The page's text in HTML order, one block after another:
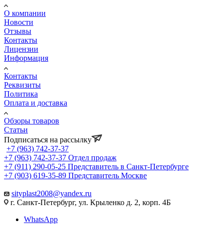
О компании
Новости
Отзывы
Контакты
Лицензии
Информация
Контакты
Реквизиты
Политика
Оплата и доставка
Обзоры товаров
Статьи
Подписаться на рассылку
+7 (963) 742-37-37
+7 (963) 742-37-37 Отдел продаж
+7 (911) 290-05-25 Представитель в Санкт-Петербурге
+7 (903) 619-35-89 Представитель Москве
sityplast2008@yandex.ru
г. Санкт-Петербург, ул. Крыленко д. 2, корп. 4Б
WhatsApp